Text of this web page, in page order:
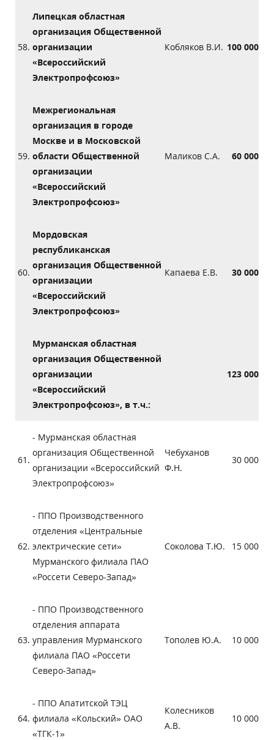
58.
Липецкая областная
организация Общественной
организации
«Всероссийский
Электропрофсоюз»
Кобляков В.И. 100 000
59.
Межрегиональная
организация в городе
Москве и в Московской
области Общественной
организации
«Всероссийский
Электропрофсоюз»
Маликов С.А. 60 000
60.
Мордовская
республиканская
организация Общественной
организации
«Всероссийский
Электропрофсоюз»
Капаева Е.В. 30 000
Мурманская областная
организация Общественной
организации
«Всероссийский
Электропрофсоюз», в т.ч.:
123 000
61.
- Мурманская областная
организация Общественной
организации «Всероссийский
Электропрофсоюз»
Чебуханов
Ф.Н.
30 000
62.
- ППО Производственного
отделения «Центральные
электрические сети»
Мурманского филиала ПАО
«Россети Северо-Запад»
Соколова Т.Ю. 15 000
63.
- ППО Производственного
отделения аппарата
управления Мурманского
филиала ПАО «Россети
Северо-Запад»
Тополев Ю.А. 10 000
64.
- ППО Апатитской ТЭЦ
филиала «Кольский» ОАО
«ТГК-1»
Колесников
А.В.
10 000